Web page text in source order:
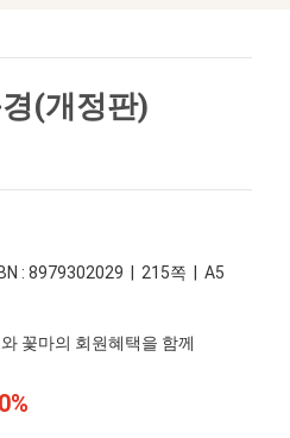
(개정판)
: 8979302029 | 215쪽 | A5
꽃마의 회원혜택을 함께